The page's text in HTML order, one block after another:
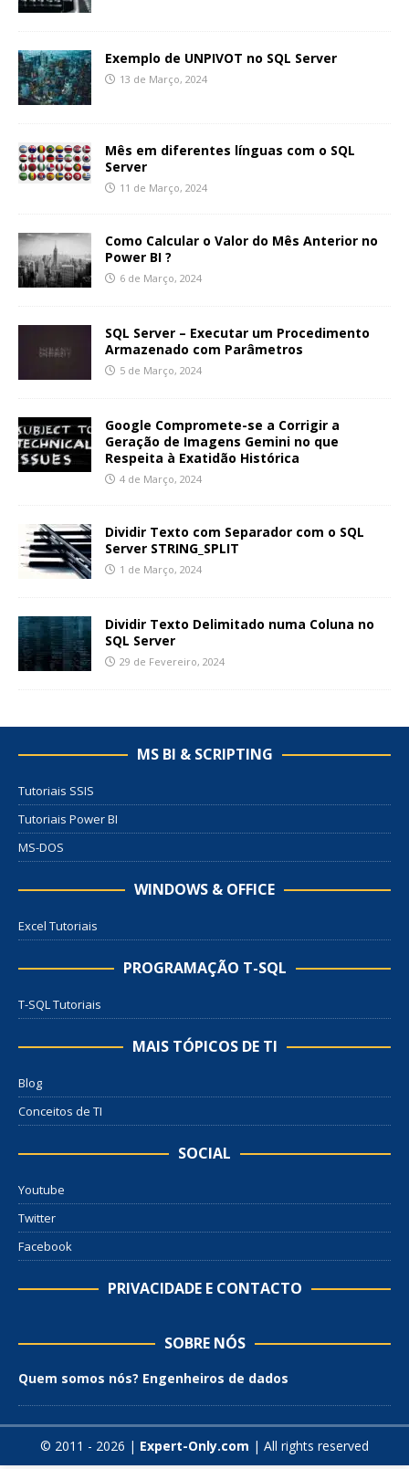
Exemplo de UNPIVOT no SQL Server
13 de Março, 2024
Mês em diferentes línguas com o SQL
Server
11 de Março, 2024
Como Calcular o Valor do Mês Anterior no
Power BI ?
6 de Março, 2024
SQL Server – Executar um Procedimento
Armazenado com Parâmetros
5 de Março, 2024
Google Compromete-se a Corrigir a
Geração de Imagens Gemini no que
Respeita à Exatidão Histórica
4 de Março, 2024
Dividir Texto com Separador com o SQL
Server STRING_SPLIT
1 de Março, 2024
Dividir Texto Delimitado numa Coluna no
SQL Server
29 de Fevereiro, 2024
MS BI & SCRIPTING
Tutoriais SSIS
Tutoriais Power BI
MS-DOS
WINDOWS & OFFICE
Excel Tutoriais
PROGRAMAÇÃO T-SQL
T-SQL Tutoriais
MAIS TÓPICOS DE TI
Blog
Conceitos de TI
SOCIAL
Youtube
Twitter
Facebook
PRIVACIDADE E CONTACTO
SOBRE NÓS
Quem somos nós? Engenheiros de dados
© 2011 - 2026 | Expert-Only.com | All rights reserved